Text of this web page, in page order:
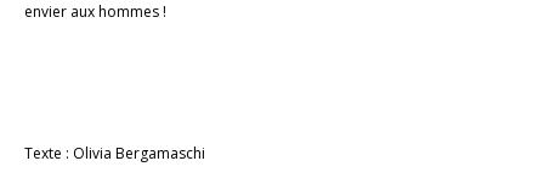
envier aux hommes !
Texte : Olivia Bergamaschi